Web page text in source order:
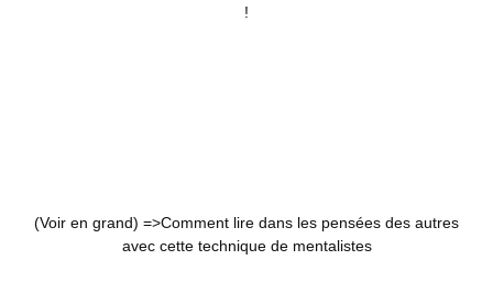
!
(Voir en grand) =>Comment lire dans les pensées des autres
avec cette technique de mentalistes